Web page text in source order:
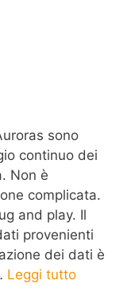
sono
continuo dei
Non è
complicata.
and play. Il
provenienti
dei dati è
Leggi tutto